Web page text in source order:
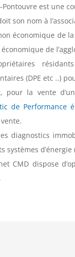
Pontouvre est une
son nom à
économique de
de
(DPE etc ..)
pour la vente
de Performance
diagnostics
systèmes
CMD dispose